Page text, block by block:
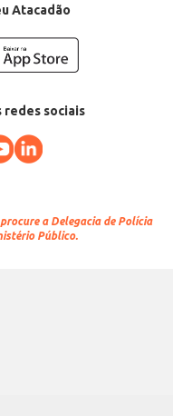
Atacadão
redes sociais
a Delegacia de Polícia
Público.